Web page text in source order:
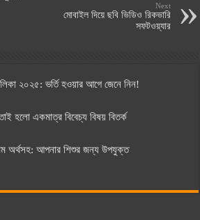
Next
মোবাইল দিয়ে ছবি ভিডিও রিকভারি
সফটওয়্যার
২০২৫: ভর্তি হওয়ার আগে জেনে নিন!
হলো একমাত্র বিবেচ্য বিষয় বিতর্ক
অর্থসহ: আপনার শিশুর জন্য উপযুক্ত